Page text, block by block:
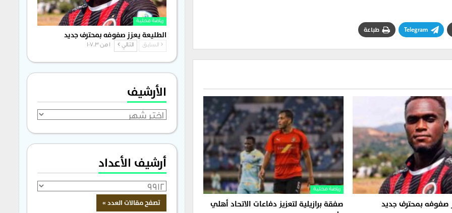
Telegram طباعة
صفوفه بمحترف جديد
رياضة محلية
صفقة برازيلية لتعزيز دفاعات الاتحاد أهلي
رياضة محلية
الطليعة يعزز صفوفه بمحترف جديد
السابق التالي 1 من 1٬703
الأرشيف
الأرشيف
أرشيف الأعداد